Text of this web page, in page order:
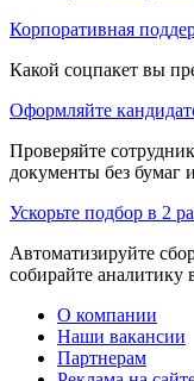
Корпоративная
Какой соцпакет вы
Оформляйте
Проверяйте
документы без бумаг
Ускорьте подбор в 2
Автоматизируйте
собирайте аналитику
О компании
Наши вакансии
Партнерам